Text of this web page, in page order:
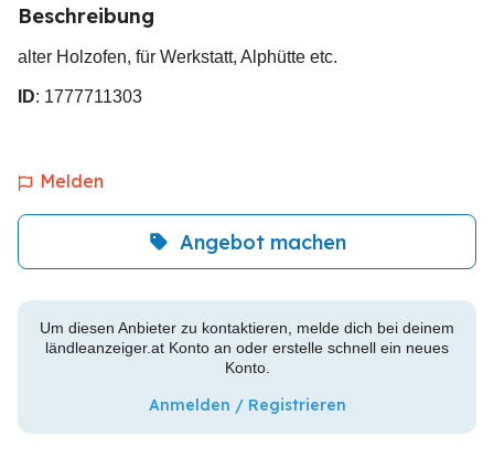
Beschreibung
alter Holzofen, für Werkstatt, Alphütte etc.
ID: 1777711303
Melden
Angebot machen
Um diesen Anbieter zu kontaktieren, melde dich bei deinem
ländleanzeiger.at Konto an oder erstelle schnell ein neues
Konto.
Anmelden / Registrieren